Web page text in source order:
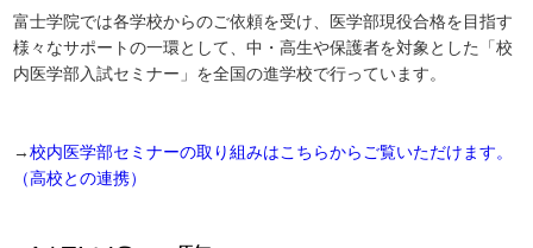
富士学院では各学校からのご依頼を受け、医学部現役合格を目指す
様々なサポートの一環として、中・高生や保護者を対象とした「校
内医学部入試セミナー」を全国の進学校で行っています。
→校内医学部セミナーの取り組みはこちらからご覧いただけます。
（高校との連携）